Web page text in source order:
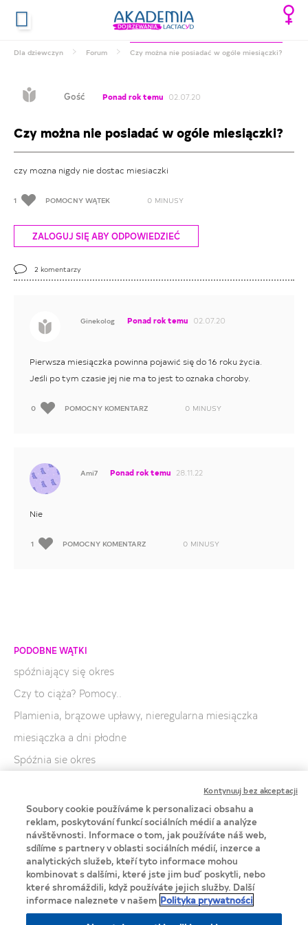
Dla dziewczyn Forum Czy można nie posiadać w ogóle miesiączki?
Gość Ponad rok temu 02.07.20
Czy można nie posiadać w ogóle miesiączki?
czy mozna nigdy nie dostac miesiaczki
1 POMOCNY WĄTEK 0 MINUSY
ZALOGUJ SIĘ ABY ODPOWIEDZIEĆ
2 komentarzy
Ginekolog Ponad rok temu 02.07.20
Pierwsza miesiączka powinna pojawić się do 16 roku życia.
Jeśli po tym czasie jej nie ma to jest to oznaka choroby.
0 POMOCNY KOMENTARZ 0 MINUSY
Ami7 Ponad rok temu 28.11.22
Nie
1 POMOCNY KOMENTARZ 0 MINUSY
PODOBNE WĄTKI
spóźniający się okres
Czy to ciąża? Pomocy..
Plamienia, brązowe upławy, nieregularna miesiączka
miesiączka a dni płodne
Spóźnia sie okres
spozniajaca sie miesiaczka
Pierwszy okres
Czerwone kropki
Jakie tampony są najlepsze?
Soubory cookie používáme k personalizaci obsahu a
reklam, poskytování funkcí sociálních médií a analýze
návštěvnosti. Informace o tom, jak používáte náš web,
sdílíme s partnery v oblasti sociálních médií, inzerce a
analytických služeb, kteří tyto informace mohou
kombinovat s dalšími, které jste jim buď poskytli, nebo
které shromáždili, když používáte jejich služby. Další
informace naleznete v našem Polityka prywatności
Kontynuuj bez akceptacji